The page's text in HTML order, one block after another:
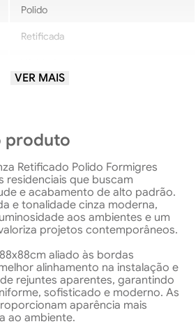
Polido
Retificada
VER MAIS
produto
Retificado Polido Formigres
residenciais que buscam
e acabamento de alto padrão.
e tonalidade cinza moderna,
aos ambientes e um
projetos contemporâneos.
aliado às bordas
alinhamento na instalação e
rejuntes aparentes, garantindo
sofisticado e moderno. As
aparência mais
ao ambiente.